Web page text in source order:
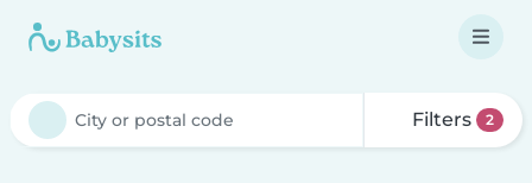
Filters 2